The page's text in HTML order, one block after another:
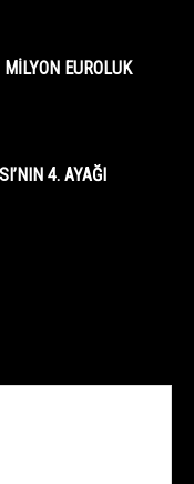
EUROLUK
4. AYAĞI